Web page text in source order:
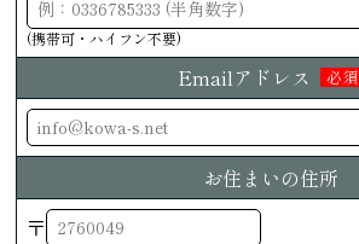
(携帯可・ハイフン不要)
Emailアドレス 必須
お住まいの住所
〒